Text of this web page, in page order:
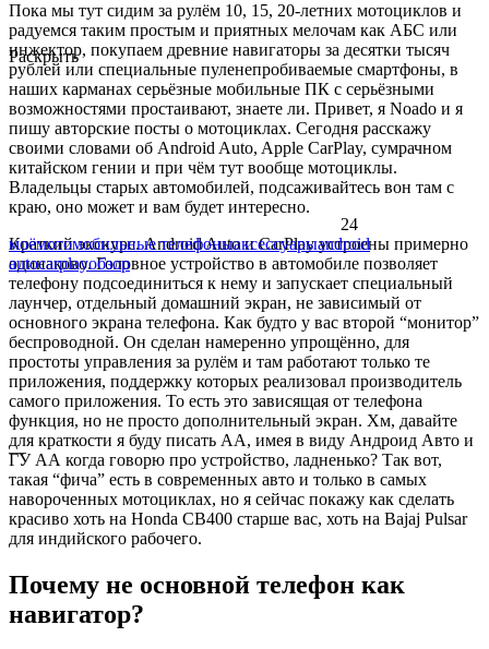
Пока мы тут сидим за рулём 10, 15, 20-летних мотоциклов и
радуемся таким простым и приятных мелочам как АБС или
инжектор, покупаем древние навигаторы за десятки тысяч
рублей или специальные пуленепробиваемые смартфоны, в
наших карманах серьёзные мобильные ПК с серьёзными
возможностями простаивают, знаете ли. Привет, я Noado и я
пишу авторские посты о мотоциклах. Сегодня расскажу
своими словами об Android Auto, Apple CarPlay, сумрачном
китайском гении и при чём тут вообще мотоциклы.
Владельцы старых автомобилей, подсаживайтесь вон там с
краю, оно может и вам будет интересно.
Краткий экскурс. Android Auto и CarPlay устроены примерно
одинаково. Головное устройство в автомобиле позволяет
телефону подсоединиться к нему и запускает специальный
лаунчер, отдельный домашний экран, не зависимый от
основного экрана телефона. Как будто у вас второй “монитор”
беспроводной. Он сделан намеренно упрощённо, для
простоты управления за рулём и там работают только те
приложения, поддержку которых реализовал производитель
самого приложения. То есть это зависящая от телефона
функция, но не просто дополнительный экран. Хм, давайте
для краткости я буду писать АА, имея в виду Андроид Авто и
ГУ АА когда говорю про устройство, ладненько? Так вот,
такая “фича” есть в современных авто и только в самых
навороченных мотоциклах, но я сейчас покажу как сделать
красиво хоть на Honda CB400 старше вас, хоть на Bajaj Pulsar
для индийского рабочего.
Почему не основной телефон как
навигатор?
Раскрыть
24
моёмотомобильные телефоныаксессуарыandroid
autocarplayобзор
—